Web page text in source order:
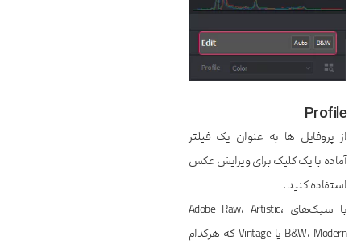
Profile
از پروفایل ها به عنوان یک فیلتر
آماده با یک کلیک برای ویرایش عکس
استفاده کنید .
با سبک‌های Adobe Raw، Artistic،
B&W، Modern یا Vintage که هرکدام